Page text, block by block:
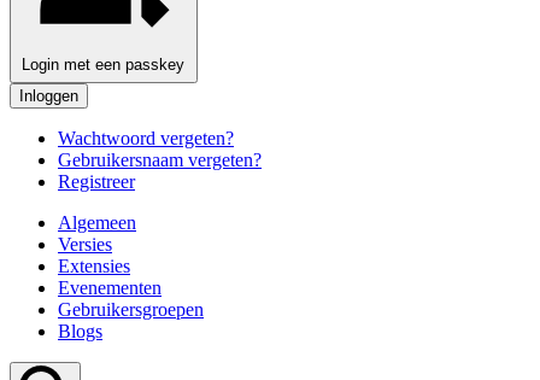
Login met een passkey
Inloggen
Wachtwoord vergeten?
Gebruikersnaam vergeten?
Registreer
Algemeen
Versies
Extensies
Evenementen
Gebruikersgroepen
Blogs